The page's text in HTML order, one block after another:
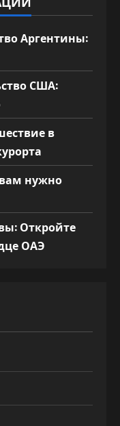
Аргентины:
США:
в
нужно
Откройте
ОАЭ